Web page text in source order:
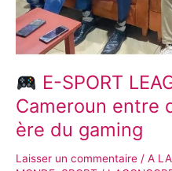
E-SPORT
Cameroun entre
ère du gaming
Laisser un commentaire / A
nouvelle
ère